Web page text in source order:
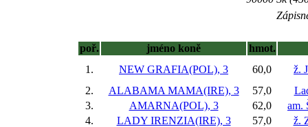
poř. jméno koně
hmot.
1.
NEW GRAFIA(POL), 3 60,0
ž.
2.
ALABAMA MAMA(IRE), 3 57,0
3.
AMARNA(POL), 3 62,0
am.
4.
LADY IRENZIA(IRE), 3 57,0
ž.